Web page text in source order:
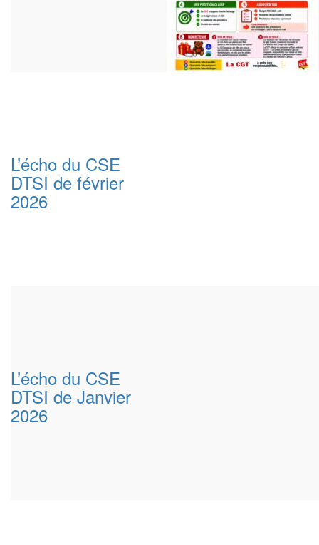
L’écho du CSE
DTSI de février
2026
L’écho du CSE
DTSI de Janvier
2026